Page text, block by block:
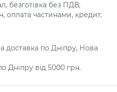
безготівка без ПДВ,
оплата частинами, кредит.
доставка по Дніпру, Нова
Дніпру від 5000 грн.